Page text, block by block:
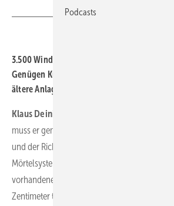
3.500 Windturbinenfundamente haben Sie
Genügen Kunststoffinjektionen in Risse
ältere Anlagen standsicher bleiben?
Klaus Deininger:
muss er gemäß den Vorgaben von
und der Richtlinienorganisation FGW mit
Mörtelsystemen instandgesetzt werden, die
vorhandenen Mörtel im Fundament herstellen.
Zentimeter tiefen, nicht bewehrten Bereiche
Podcasts